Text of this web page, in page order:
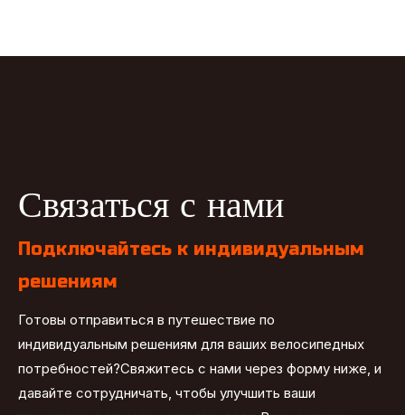
Связаться с нами
Подключайтесь к индивидуальным
решениям
Готовы отправиться в путешествие по
индивидуальным решениям для ваших велосипедных
потребностей?Свяжитесь с нами через форму ниже, и
давайте сотрудничать, чтобы улучшить ваши